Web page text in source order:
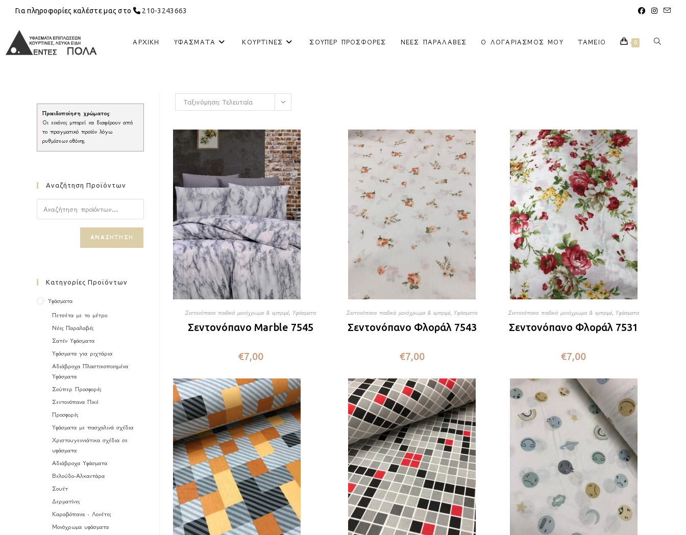
Για πληροφορίες καλέστε μας στο 210-3243663
ΑΡΧΙΚΉ ΥΦΆΣΜΑΤΑ ΚΟΥΡΤΊΝΕΣ ΣΟΎΠΕΡ ΠΡΟΣΦΟΡΈΣ ΝΈΕΣ ΠΑΡΑΛΑΒΈΣ Ο ΛΟΓΑΡΙΑΣΜΌΣ ΜΟΥ ΤΑΜΕΊΟ 0
Ταξινόμηση: Τελευταία
Σεντονόπανα παιδικά μονόχρωμα & εμπριμέ, Υφάσματα
Σεντονόπανο Marble 7545
€7,00
Σεντονόπανα παιδικά μονόχρωμα & εμπριμέ, Υφάσματα
Σεντονόπανο Φλοράλ 7543
€7,00
Σεντονόπανα παιδικά μονόχρωμα & εμπριμέ, Υφάσματα
Σεντονόπανο Φλοράλ 7531
€7,00
Προειδοποίηση χρώματος:
Οι εικόνες μπορεί να διαφέρουν από
το πραγματικό προϊόν λόγω
ρυθμίσεων οθόνης.
Αναζήτηση Προϊόντων
ΑΝΑΖΉΤΗΣΗ
Κατηγορίες Προϊόντων
Υφάσματα
Πετσέτα με το μέτρο
Νέες Παραλαβές
Σατέν Υφάσματα
Υφάσματα για ριχτάρια
Αδιάβροχα Πλαστικοποιημένα
Υφάσματα
Σούπερ Προσφορές
Σεντονόπανα Πικέ
Προσφορές
Υφάσματα με πασχαλινά σχέδια
Χριστουγεννιάτικα σχέδια σε
υφάσματα
Αδιάβροχα Υφάσματα
Βελούδο-Αλκαντάρα
Σουέτ
Δερματίνες
Καραβόπανα - Λονέτες
Μονόχρωμα υφάσματα